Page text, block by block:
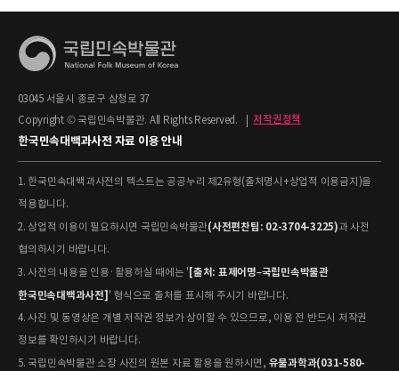
03045 서울시 종로구 삼청로 37
Copyright © 국립민속박물관. All Rights Reserved.
저작권정책
한국민속대백과사전 자료 이용 안내
1. 한국민속대백과사전의 텍스트는 공공누리 제2유형(출처명시+상업적 이용금지)을
적용합니다.
2. 상업적 이용이 필요하시면 국립민속박물관(사전편찬팀: 02-3704-3225)과 사전
협의하시기 바랍니다.
3. 사전의 내용을 인용·활용하실 때에는 '[출처: 표제어명–국립민속박물관
한국민속대백과사전]' 형식으로 출처를 표시해 주시기 바랍니다.
4. 사진 및 동영상은 개별 저작권 정보가 상이할 수 있으므로, 이용 전 반드시 저작권
정보를 확인하시기 바랍니다.
5. 국립민속박물관 소장 사진의 원본 자료 활용을 원하시면, 유물과학과(031-580-